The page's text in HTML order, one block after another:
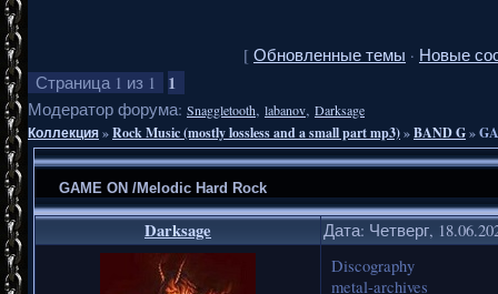
[ Обновленные темы · Новые
Страница 1 из 1 1
Модератор форума: Snaggletooth, labanov, Darksage
Коллекция»Rock Music (mostly lossless and a small part mp3)»BAND G»
GAME ON /Melodic Hard Rock
Darksage Дата: Четверг,
Discography
metal-archives